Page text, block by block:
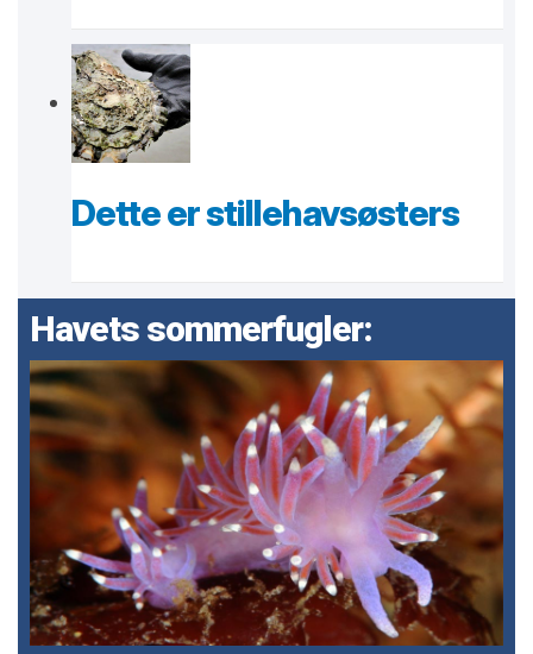
Dette er stillehavsøsters
Havets sommerfugler: